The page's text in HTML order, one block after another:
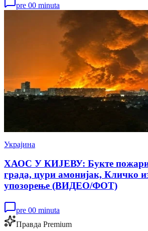
pre 00 minuta
Украјина
ХАОС У КИЈЕВУ: Букте пожари
града, цури амонијак, Кличко
упозорење (ВИДЕО/ФОТ)
pre 00 minuta
Правда Premium